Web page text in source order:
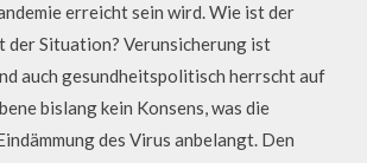
erreicht sein wird. Wie ist der
der Situation? Verunsicherung ist
auch gesundheitspolitisch herrscht auf
bislang kein Konsens, was die
des Virus anbelangt. Den